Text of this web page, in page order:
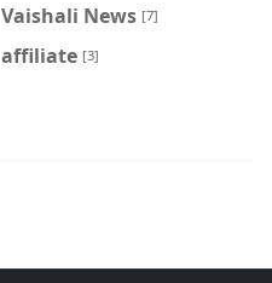
Vaishali News [7]
affiliate [3]